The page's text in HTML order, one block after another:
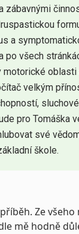
a
po všech
motorické oblasti
velkým
pro Tomáška
své
škole.
Ze
mě hodně